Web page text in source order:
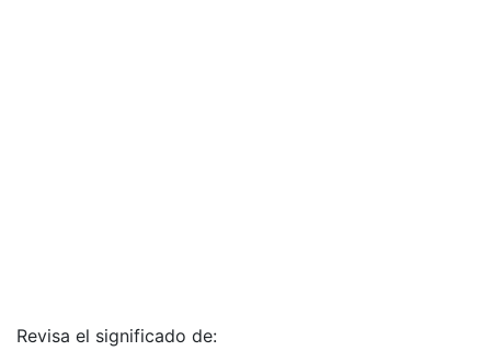
Revisa el significado de: